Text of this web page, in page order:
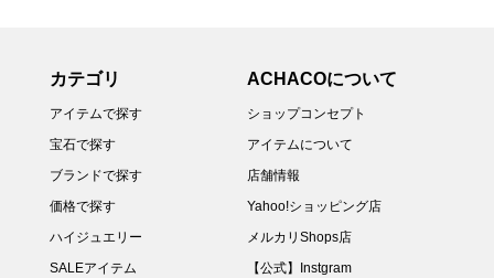
カテゴリ
アイテムで探す
宝石で探す
ブランドで探す
価格で探す
ハイジュエリー
SALEアイテム
ACHACOについて
ショップコンセプト
アイテムについて
店舗情報
Yahoo!ショッピング店
メルカリShops店
【公式】Instgram